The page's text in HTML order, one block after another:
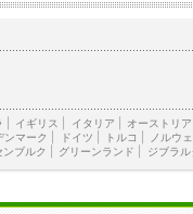
イギリス イタリア オーストリア
ンマーク ドイツ トルコ
ノルウ
ンブルク グリーンランド ジブラル